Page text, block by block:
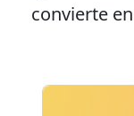
convierte